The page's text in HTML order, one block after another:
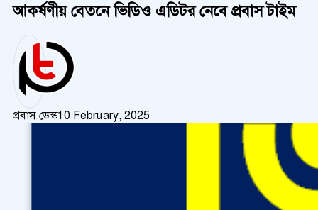
আকর্ষণীয় বেতনে ভিডিও এডিটর নেবে প্রবাস টাইম
প্রবাস ডেস্ক10 February, 2025